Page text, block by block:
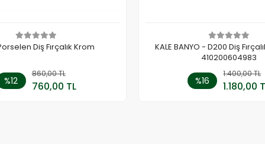
Diş Fırçalık Krom
%12
860,00 TL
760,00 TL
Sepete Ekle
KALE BANYO - D200 Diş
410200604983
%16
1.400,00 TL
1.180,00